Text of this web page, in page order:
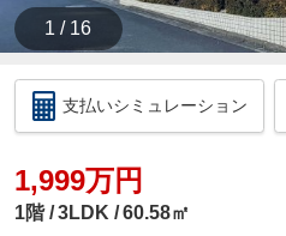
1 / 16
支払いシミュレーション
1,999万円
1階 3LDK 60.58㎡